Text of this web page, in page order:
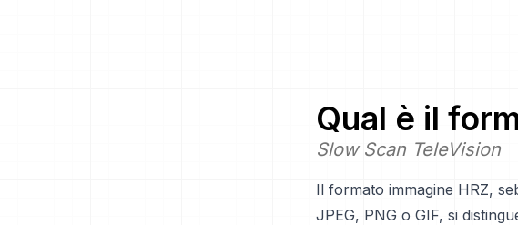
Qual è il
Slow Scan TeleVision
Il formato immagine HRZ,
JPEG, PNG o GIF, si